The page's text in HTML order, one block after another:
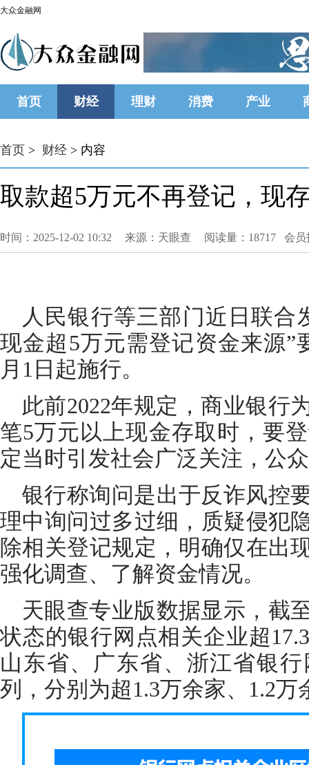
大众金融网
首页 财经 理财 消费 产业
首页 > 财经 > 内容
取款超5万元不再登记，现
时间：2025-12-02 10:32 来源：天眼查 阅读量：18717 会员
人民银行等三部门近日联合
现金超5万元需登记资金来源”
月1日起施行。
此前2022年规定，商业银行
笔5万元以上现金存取时，要
定当时引发社会广泛关注，公
银行称询问是出于反诈风控
理中询问过多过细，质疑侵犯
除相关登记规定，明确仅在出
强化调查、了解资金情况。
天眼查专业版数据显示，截
状态的银行网点相关企业超
山东省、广东省、浙江省银
列，分别为超1.3万余家、1.2万